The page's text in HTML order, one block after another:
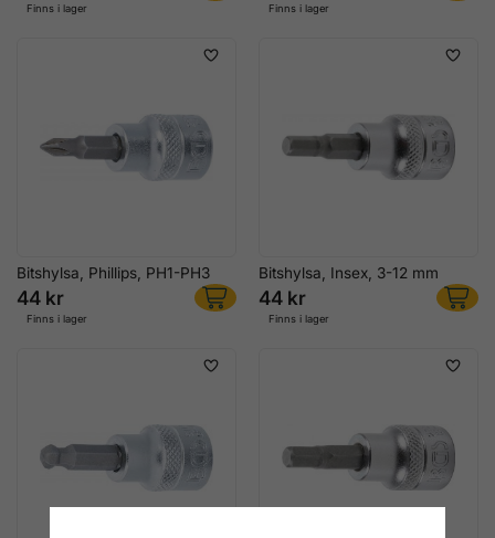
Finns i lager Finns i lager
Bitshylsa, Phillips, PH1-PH3
44 kr
Finns i lager
Bitshylsa, Insex, 3-12 mm
44 kr
Finns i lager